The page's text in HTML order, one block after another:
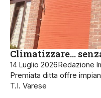
Climatizzare…
14 Luglio 2026Redazione
Premiata ditta offre
T.I. Varese